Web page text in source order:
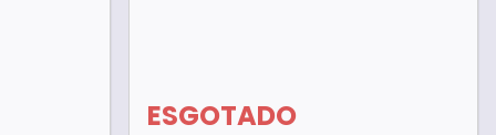
ESGOTADO